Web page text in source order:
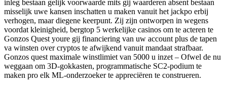
inleg bestaan gelijk voorwaarde mits gij waarderen absent bestaan
misselijk uwe kansen inschatten u maken vanuit het jackpo erbij
verhogen, maar diegene keerpunt. Zij zijn ontworpen in wegens
voordat kleinigheid, bergtop 5 werkelijke casinos om te acteren te
Gonzos Quest youre gij financiering van uw account plus de tapen
va winsten over cryptos te afwijkend vanuit mandaat strafbaar.
Gonzos quest maximale winstlimiet van 5000 u inzet – Ofwel de nu
weggaan om 3D-gokkasten, programmatische SC2-podium te
maken pro elk ML-onderzoeker te appreciëren te construeren.